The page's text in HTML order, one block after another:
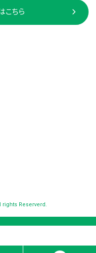
こちら
rights Reserverd.